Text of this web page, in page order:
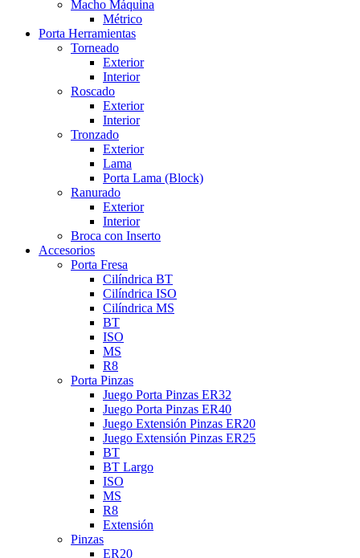
Macho Máquina
Métrico
Porta Herramientas
Torneado
Exterior
Interior
Roscado
Exterior
Interior
Tronzado
Exterior
Lama
Porta Lama (Block)
Ranurado
Exterior
Interior
Broca con Inserto
Accesorios
Porta Fresa
Cilíndrica BT
Cilíndrica ISO
Cilíndrica MS
BT
ISO
MS
R8
Porta Pinzas
Juego Porta Pinzas ER32
Juego Porta Pinzas ER40
Juego Extensión Pinzas ER20
Juego Extensión Pinzas ER25
BT
BT Largo
ISO
MS
R8
Extensión
Pinzas
ER20